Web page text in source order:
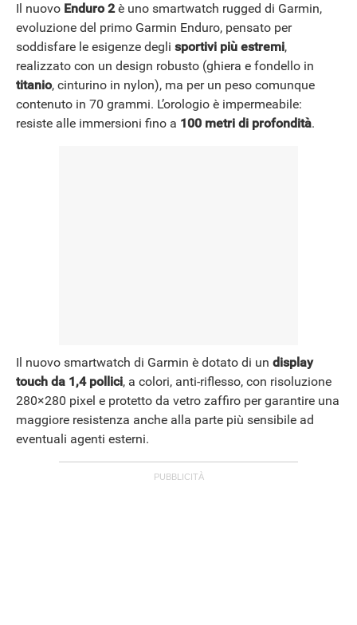
Il nuovo Enduro 2è uno smartwatch rugged di Garmin,
evoluzione del primo Garmin Enduro, pensato per
soddisfare le esigenze degli sportivi più estremi,
realizzato con un design robusto (ghiera e fondello in
titanio, cinturino in nylon), ma per un peso comunque
contenuto in 70 grammi. L’orologio è impermeabile:
resiste alle immersioni fino a 100 metri di profondità.
Il nuovo smartwatch di Garmin è dotato di un display
touch da 1,4 pollici, a colori, anti-riflesso, con risoluzione
280×280 pixel e protetto da vetro zaffiro per garantire una
maggiore resistenza anche alla parte più sensibile ad
eventuali agenti esterni.